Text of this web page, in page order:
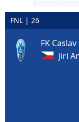
FNL | 26
FK Caslav
Jiri